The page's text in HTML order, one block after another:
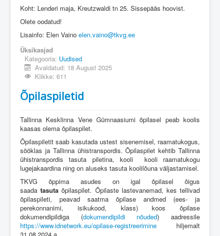
Login
Koht: Lenderi maja, Kreutzwaldi tn 25. Sissepääs hoovist.
Olete oodatud!
Lisainfo: Elen Vaino elen.vaino@tkvg.ee
Üksikasjad
Kategooria: Uudised
Avaldatud: 18 August 2025
Klikke: 611
Õpilaspiletid
Tallinna Kesklinna Vene Gümnaasiumi õpilasel peab koolis
kaasas olema õpilaspilet.
Õpilaspiletit saab kasutada ustest sisenemisel, raamatukogus,
sööklas ja Tallinna ühistranspordis. Õpilaspilet kehtib Tallinna
ühistranspordis tasuta piletina, kooli kooli raamatukogu
lugejakaardina ning on aluseks tasuta koolilõuna väljastamisel.
TKVG õppima asudes on igal õpilasel õigus
saadatasutaõpilaspilet. Õpilaste lastevanemad, kes tellivad
õpilaspileti, peavad saatma õpilase andmed (ees- ja
perekonnanimi, isikukood, klass) koos õpilase
dokumendipildiga (dokumendipildi nõuded) aadressile
https://www.idnetwork.eu/opilase-registreerimine hiljemalt